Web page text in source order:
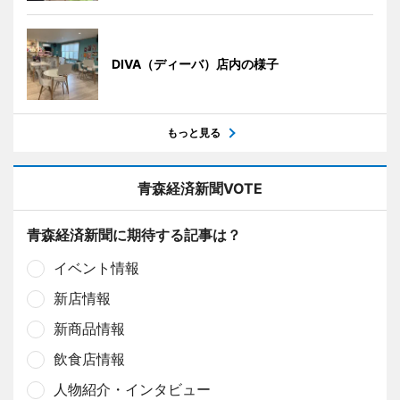
DIVA（ディーバ）店内の様子
もっと見る
青森経済新聞VOTE
青森経済新聞に期待する記事は？
イベント情報
新店情報
新商品情報
飲食店情報
人物紹介・インタビュー